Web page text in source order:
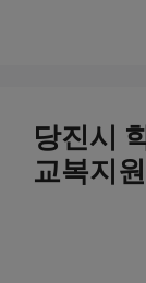
당진시
교복지